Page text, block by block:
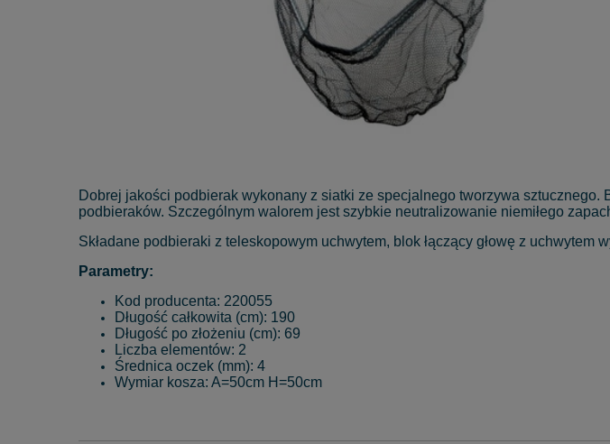
Dobrej jakości podbierak wykonany z siatki ze specjalnego tworzywa
podbieraków. Szczególnym walorem jest szybkie neutralizowanie niemiłego
Składane podbieraki z teleskopowym uchwytem, blok łączący głowę z
Parametry:
Kod producenta: 220055
Długość całkowita (cm): 190
Długość po złożeniu (cm): 69
Liczba elementów: 2
Średnica oczek (mm): 4
Wymiar kosza: A=50cm H=50cm